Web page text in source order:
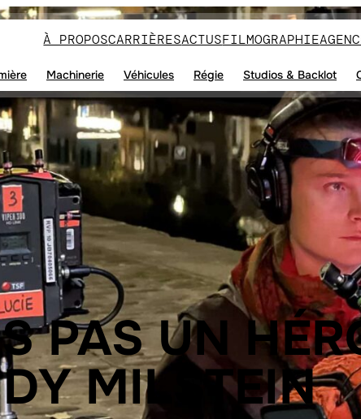
À PROPOSCARRIÈRESACTUSFILMOGRAPHIE
Machinerie Véhicules Régie Studios & Backlot
PAS UN
MILSTEIN